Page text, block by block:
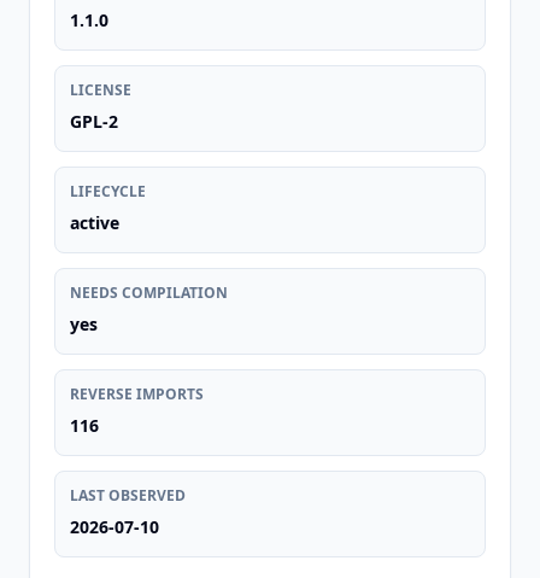
1.1.0
LICENSE
GPL-2
LIFECYCLE
active
NEEDS COMPILATION
yes
REVERSE IMPORTS
116
LAST OBSERVED
2026-07-10